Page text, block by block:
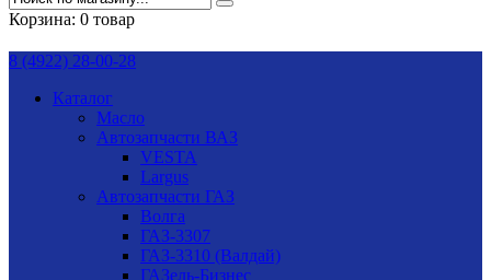
Корзина: 0 товар
8 (4922) 28-00-28
Каталог
Масло
Автозапчасти ВАЗ
VESTA
Largus
Автозапчасти ГАЗ
Волга
ГАЗ-3307
ГАЗ-3310 (Валдай)
ГАЗель-Бизнес